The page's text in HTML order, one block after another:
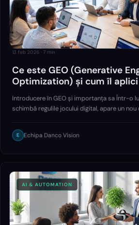
13 feb 2026 · 7 min
Ce este GEO (Generative
Optimization) și cum îl aplici
Introducere în GEO și importanța sa Într-o
schimbă regulile jocului digital, apare un nou
concentrat pe SEO clasic, adică…
E Echipa Danco Vision
AI & AUTOMATION